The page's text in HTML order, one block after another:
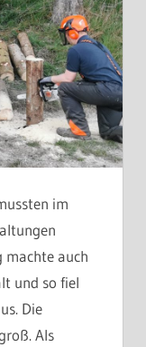
im
machte auch
und so fiel
Die
Als